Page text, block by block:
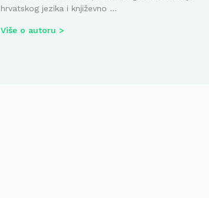
hrvatskog jezika i književno ...
Više o autoru